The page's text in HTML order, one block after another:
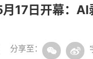
17日开幕：
分享至：